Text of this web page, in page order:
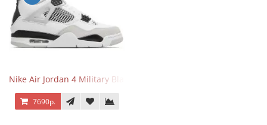
Nike Air Jordan 4 Military Black
7690р.